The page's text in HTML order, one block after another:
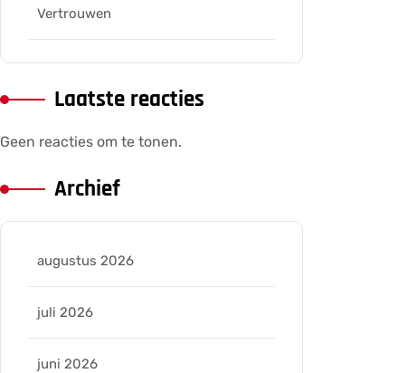
Vertrouwen
Laatste reacties
Geen reacties om te tonen.
Archief
augustus 2026
juli 2026
juni 2026